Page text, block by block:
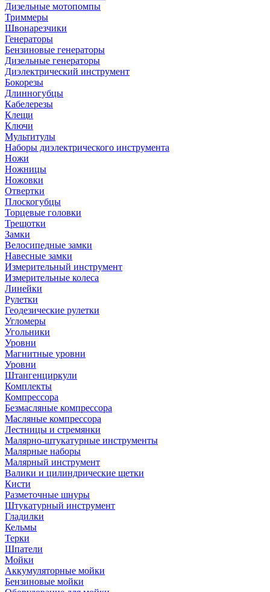
Дизельные мотопомпы
Триммеры
Швонарезчики
Генераторы
Бензиновые генераторы
Дизельные генераторы
Диэлектрический инструмент
Бокорезы
Длинногубцы
Кабелерезы
Клещи
Ключи
Мультитулы
Наборы диэлектрического инструмента
Ножи
Ножницы
Ножовки
Отвертки
Плоскогубцы
Торцевые головки
Трещотки
Замки
Велосипедные замки
Навесные замки
Измерительный инструмент
Измерительные колеса
Линейки
Рулетки
Геодезические рулетки
Угломеры
Угольники
Уровни
Магнитные уровни
Уровни
Штангенциркули
Комплекты
Компрессора
Безмасляные компрессора
Масляные компрессора
Лестницы и стремянки
Малярно-штукатурные инструменты
Малярные наборы
Малярный инструмент
Валики и цилиндрические щетки
Кисти
Разметочные шнуры
Штукатурный инструмент
Гладилки
Кельмы
Терки
Шпатели
Мойки
Аккумуляторные мойки
Бензиновые мойки